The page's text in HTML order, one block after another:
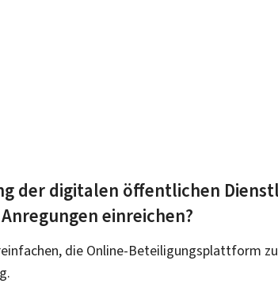
der digitalen öffentlichen
einreichen?
die Online-Beteiligungsplattform